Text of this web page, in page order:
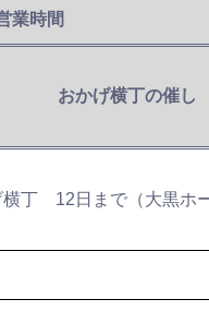
業時間
おかげ横丁の催し
横丁 12日まで（大黒ホ